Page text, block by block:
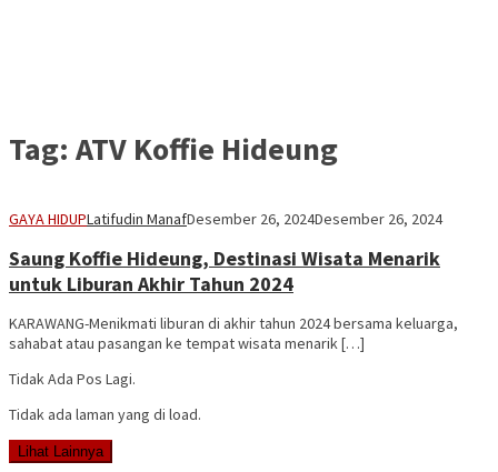
Tag: ATV Koffie Hideung
GAYA HIDUPLatifudin ManafDesember 26, 2024Desember 26, 2024
Saung Koffie Hideung, Destinasi Wisata Menarik
untuk Liburan Akhir Tahun 2024
KARAWANG-Menikmati liburan di akhir tahun 2024 bersama keluarga,
sahabat atau pasangan ke tempat wisata menarik […]
Tidak Ada Pos Lagi.
Tidak ada laman yang di load.
Lihat Lainnya